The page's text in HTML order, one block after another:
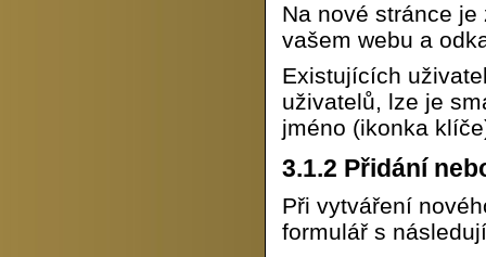
Na nové stránce
vašem webu a
Existujících
uživatelů, lze je
jméno (ikonka
3.1.2 Přidání
Při vytváření
formulář s